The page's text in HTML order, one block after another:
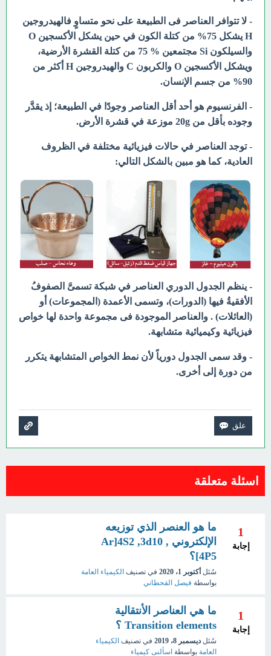
- لا تتوافر العناصر فى الطبيعة على نحو متساوٍ فالهيدروجين
H يشكل 75% من كتلة الكون في حين يشكل الأكسجين O
والسيلكون Si مجتمعين % 75 من كتلة القشرة الأرضية،
ويشكل الأكسجين O والكربون C والهيدروجين H أكثر من
90% من جسم الإنسان.
- الفرنسيوم هو أحد أقل العناصر وجودًا في الطبيعة؛ إذ يقدَّر
وجوده بأقل من 20g موزعة في قشرة الأرض.
-توجد العناصر في حالات فيزيائية مختلفة في الظروف
العادية، كما هو مبين بالشكل التالي:
- ينظم الجدول الدوري العناصر في شبكة تسمىَّ الصفوفُ
الأفقيةُ فيها (الدورات)، وتسمى الأعمدة (المجموعات) أو
(العائلات) . والعناصر الموجودة فى مجموعة واحدة لها خواص
فيزيائية وكيميائية متشابهة.
- وقد سمى الجدول دورياً لأن نمط الخواص المتشابهة يتكرر
من دورة إلى أخرى.
اسئلة متعلقة
1
إجابة
ما هو العنصر الذي توزيعه
الإلكتروني Ar]4S2 ,3d10 ,
4P5]؟
سُئل أكتوبر 1، 2020 في تصنيف الكيمياء العامة
بواسطة فيصل القحطاني
1
إجابة
ما هي العناصر الأنتقالية
Transition elements ؟
سُئل ديسمبر 8، 2019 في تصنيف الكيمياء
العامة بواسطة اسألنى كيمياء